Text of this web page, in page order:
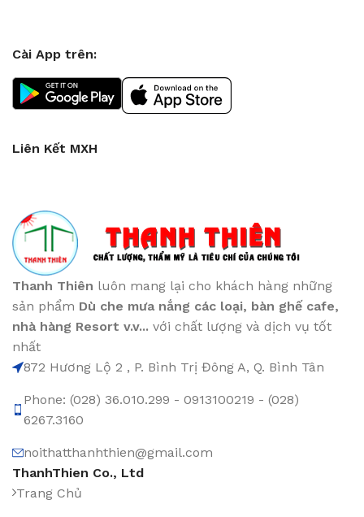
Cài App trên:
Liên Kết MXH
Thanh Thiên luôn mang lại cho khách hàng những
sản phẩm Dù che mưa nắng các loại, bàn ghế cafe,
nhà hàng Resort v.v... với chất lượng và dịch vụ tốt
nhất
872 Hương Lộ 2 , P. Bình Trị Đông A, Q. Bình Tân
Phone: (028) 36.010.299 - 0913100219 - (028)
6267.3160
noithatthanhthien@gmail.com
ThanhThien Co., Ltd
Trang Chủ